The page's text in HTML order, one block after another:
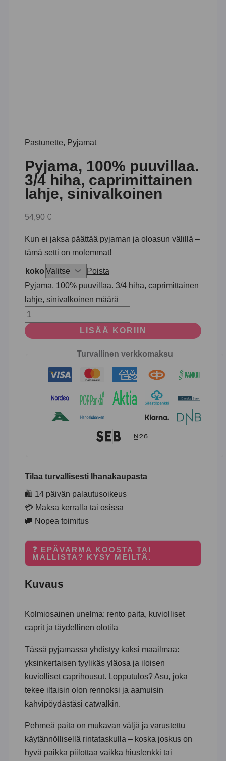
Pastunette, Pyjamat
Pyjama, 100% puuvillaa.
3/4 hiha, caprimittainen
lahje, sinivalkoinen
54,90 €
Kun ei jaksa päättää pyjaman ja oloasun välillä –
tämä setti on molemmat!
koko
Poista
Pyjama, 100% puuvillaa. 3/4 hiha, caprimittainen
lahje, sinivalkoinen määrä
LISÄÄ KORIIN
Turvallinen verkkomaksu
Tilaa turvallisesti Ihanakaupasta
🛍️ 14 päivän palautusoikeus
💳 Maksa kerralla tai osissa
🚚 Nopea toimitus
❓ EPÄVARMA KOOSTA TAI
MALLISTA? KYSY MEILTÄ.
Kuvaus
Kolmiosainen unelma: rento paita, kuviolliset
caprit ja täydellinen olotila
Tässä pyjamassa yhdistyy kaksi maailmaa:
yksinkertaisen tyylikäs yläosa ja iloisen
kuviolliset caprihousut. Lopputulos? Asu, joka
tekee iltaisin olon rennoksi ja aamuisin
kahvipöydästäsi catwalkin.
Pehmeä paita on mukavan väljä ja varustettu
käytännöllisellä rintataskulla – koska joskus on
hyvä paikka piilottaa vaikka hiuslenkki tai